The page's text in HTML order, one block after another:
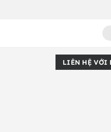
LIÊN HỆ VỚI